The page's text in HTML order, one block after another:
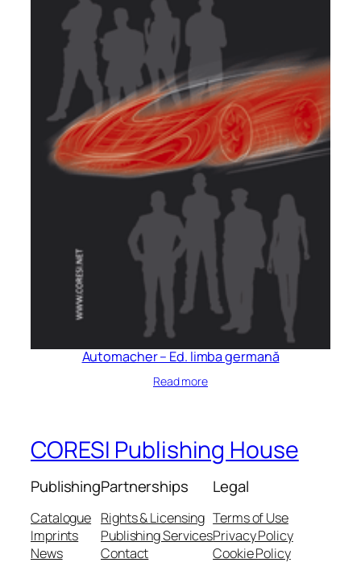
Automacher – Ed. limba germană
Read more
CORESI Publishing House
Publishing
Catalogue
Imprints
News
Partnerships
Rights & Licensing
Publishing Services
Contact
Legal
Terms of Use
Privacy Policy
Cookie Policy